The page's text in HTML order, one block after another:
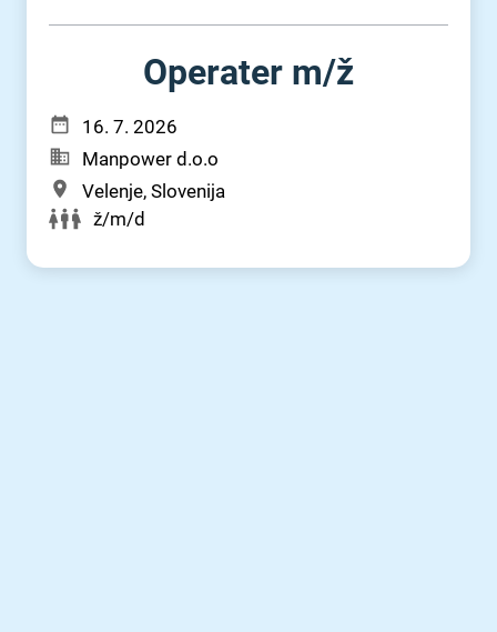
Operater m⁠/⁠ž
16. 7. 2026
Manpower d.o.o
Velenje, Slovenija
ž/m/d